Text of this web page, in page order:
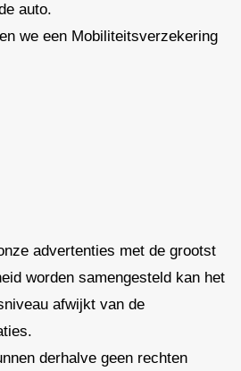
auto.
we een Mobiliteitsverzekering
advertenties met de grootst
worden samengesteld kan het
afwijkt van de
derhalve geen rechten